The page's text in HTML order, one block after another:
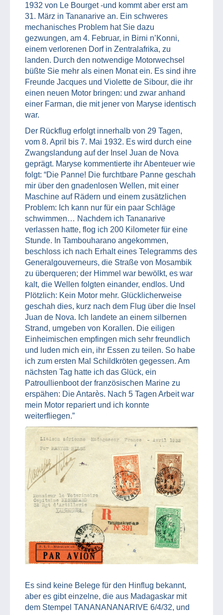
1932 von Le Bourget -und kommt aber erst am
31. März in Tananarive an. Ein schweres
mechanisches Problem hat Sie dazu
gezwungen, am 4. Februar, in Birni n’Konni,
einem verlorenen Dorf in Zentralafrika, zu
landen. Durch den notwendige Motorwechsel
büßte Sie mehr als einen Monat ein. Es sind ihre
Freunde Jacques und Violette de Sibour, die ihr
einen neuen Motor bringen: und zwar anhand
einer Farman, die mit jener von Maryse identisch
war.
Der Rückflug erfolgt innerhalb von 29 Tagen,
vom 8. April bis 7. Mai 1932. Es wird durch eine
Zwangslandung auf der Insel Juan de Nova
geprägt. Maryse kommentierte ihr Abenteuer wie
folgt: “Die Panne! Die furchtbare Panne geschah
mir über den gnadenlosen Wellen, mit einer
Maschine auf Rädern und einem zusätzlichen
Problem: Ich kann nur für ein paar Schläge
schwimmen… Nachdem ich Tananarive
verlassen hatte, flog ich 200 Kilometer für eine
Stunde. In Tambouharano angekommen,
beschloss ich nach Erhalt eines Telegramms des
Generalgouverneurs, die Straße von Mosambik
zu überqueren; der Himmel war bewölkt, es war
kalt, die Wellen folgten einander, endlos. Und
Plötzlich: Kein Motor mehr. Glücklicherweise
geschah dies, kurz nach dem Flug über die Insel
Juan de Nova. Ich landete an einem silbernen
Strand, umgeben von Korallen. Die eiligen
Einheimischen empfingen mich sehr freundlich
und luden mich ein, ihr Essen zu teilen. So habe
ich zum ersten Mal Schildkröten gegessen. Am
nächsten Tag hatte ich das Glück, ein
Patroullienboot der französischen Marine zu
erspähen: Die Antarès. Nach 5 Tagen Arbeit war
mein Motor repariert und ich konnte
weiterfliegen.”
Es sind keine Belege für den Hinflug bekannt,
aber es gibt einzelne, die aus Madagaskar mit
dem Stempel TANANANANARIVE 6/4/32, und